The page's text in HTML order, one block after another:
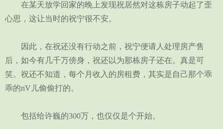
在某天放学回家的晚上发现祝居然对这栋房子动起了歪
心思，这让当时的祝宁很不安。
因此，在祝还没有行动之前，祝宁便请人处理房产售
后，如今有几千万傍身，祝还以为那栋房子还在。真是可
笑。祝还不知道，每个月收入的房租费，其实是自己那个乖
乖的nV儿偷偷打的。
包括给许巍的300万，也仅仅是个开始。